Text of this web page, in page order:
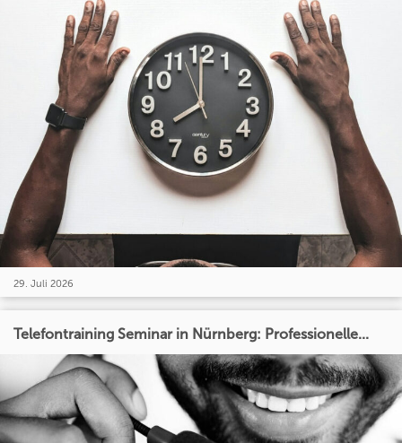
29. Juli 2026
Telefontraining Seminar in Nürnberg: Professionelle...